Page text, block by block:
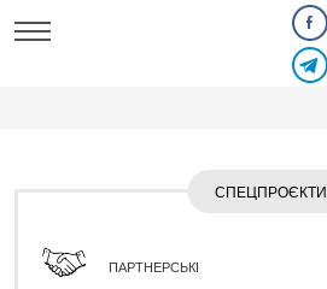
СПЕЦПРОЄКТИ
ПАРТНЕРСЬКІ